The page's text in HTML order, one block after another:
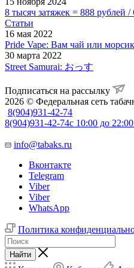
8 тысяч затяжек = 888 рублей
Статьи
16 мая 2022
Pride Vape: Вам чай или
30 марта 2022
Street Samurai: おっす
Подписаться на рассылку
2026 © Федеральная сеть
8(904)931-42-74
8(904)931-42-74с 10:00 до
info@tabaks.ru
Вконтакте
Telegram
Viber
Viber
WhatsApp
Политика
Найти